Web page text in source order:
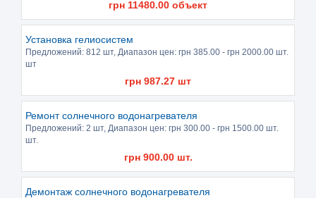
грн 11480.00 объект
Установка гелиосистем
Предложений: 812 шт, Диапазон цен: грн 385.00 - грн 2000.00 шт.
шт
грн 987.27 шт
Ремонт солнечного водонагревателя
Предложений: 2 шт, Диапазон цен: грн 300.00 - грн 1500.00 шт.
шт.
грн 900.00шт.
Демонтаж солнечного водонагревателя